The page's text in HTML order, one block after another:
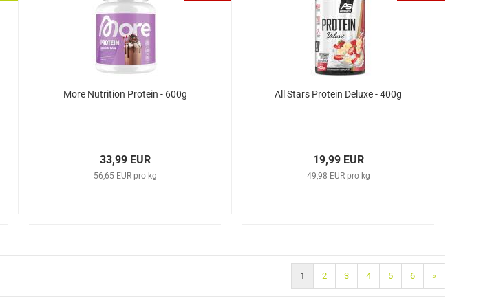
More Nutrition Protein - 600g
33,99 EUR
56,65 EUR pro kg
All Stars Protein Deluxe - 400g
19,99 EUR
49,98 EUR pro kg
1 2 3 4 5 6 »